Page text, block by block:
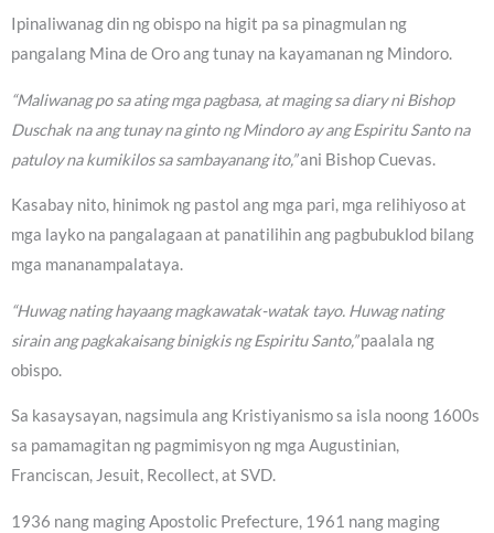
Ipinaliwanag din ng obispo na higit pa sa pinagmulan ng
pangalang Mina de Oro ang tunay na kayamanan ng Mindoro.
“Maliwanag po sa ating mga pagbasa, at maging sa diary ni Bishop
Duschak na ang tunay na ginto ng Mindoro ay ang Espiritu Santo na
patuloy na kumikilos sa sambayanang ito,”ani Bishop Cuevas.
Kasabay nito, hinimok ng pastol ang mga pari, mga relihiyoso at
mga layko na pangalagaan at panatilihin ang pagbubuklod bilang
mga mananampalataya.
“Huwag nating hayaang magkawatak-watak tayo. Huwag nating
sirain ang pagkakaisang binigkis ng Espiritu Santo,”paalala ng
obispo.
Sa kasaysayan, nagsimula ang Kristiyanismo sa isla noong 1600s
sa pamamagitan ng pagmimisyon ng mga Augustinian,
Franciscan, Jesuit, Recollect, at SVD.
1936 nang maging Apostolic Prefecture, 1961 nang maging